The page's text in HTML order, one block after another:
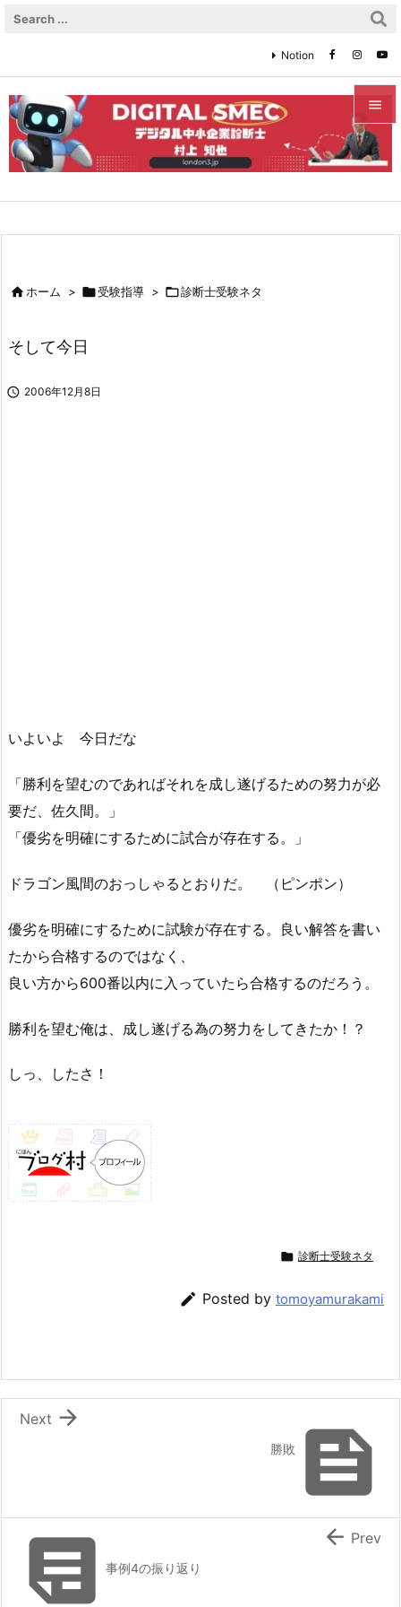


メニュ

Notion
ホーム > 受験指導 > 診断士受験ネタ
そして今日
 2006年12月8日
いよいよ 今日だな
「勝利を望むのであればそれを成し遂げるための努力が必
要だ、佐久間。」
「優劣を明確にするために試合が存在する。」
ドラゴン風間のおっしゃるとおりだ。 （ピンポン）
優劣を明確にするために試験が存在する。良い解答を書い
たから合格するのではなく、
良い方から600番以内に入っていたら合格するのだろう。
勝利を望む俺は、成し遂げる為の努力をしてきたか！？
しっ、したさ！
 診断士受験ネタ
 Posted by tomoyamurakami

勝敗

Next
事例4の振り返り
 Prev